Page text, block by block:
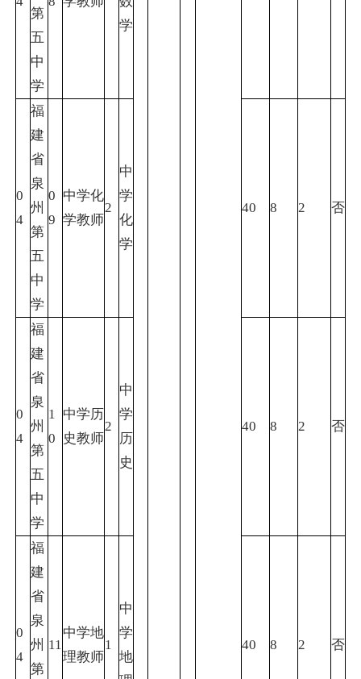
第
五
中
学
学
0
4
福
建
省
泉
州
第
五
中
学
0
9
中学化
学教师
2
中
学
化
学
40 8 2 否
0
4
福
建
省
泉
州
第
五
中
学
1
0
中学历
史教师
2
中
学
历
史
40 8 2 否
0
4
福
建
省
泉
州
第
11
中学地
理教师
1
中
学
地
40 8 2 否